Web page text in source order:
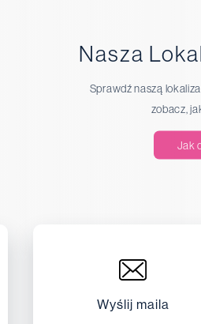
Nasza
Sprawdź naszą
zobacz,
Jak
Wyślij maila